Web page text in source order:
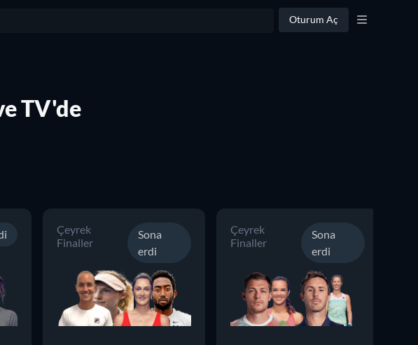
Oturum Aç
TV'de
Çeyrek
Finaller
Sona
erdi
Çeyrek
Finaller
Sona
erdi